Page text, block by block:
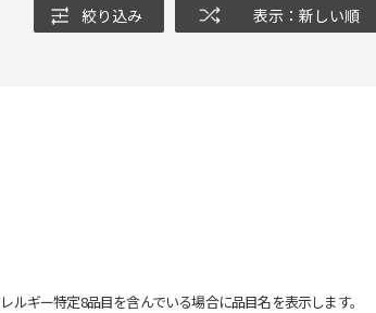
絞り込み 表示：新しい順
ギー特定8品目を含んでいる場合に品目名を表示します。